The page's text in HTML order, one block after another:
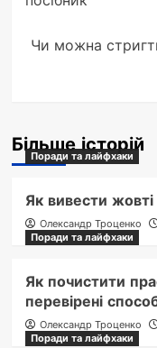
Чи можна
Більше історій
Поради та лайфхаки
Як вивести
Олександр Троценко
Поради та лайфхаки
Як почистити
перевірені
Олександр Троценко
Поради та лайфхаки